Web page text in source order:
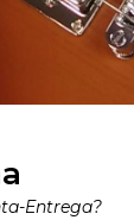
Entrega?